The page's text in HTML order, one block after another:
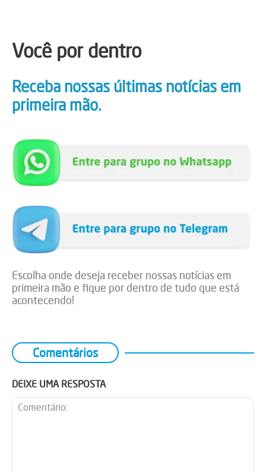
Você por dentro
Receba nossas últimas notícias em
primeira mão.
Escolha onde deseja receber nossas notícias em
primeira mão e fique por dentro de tudo que está
acontecendo!
Comentários
DEIXE UMA RESPOSTA